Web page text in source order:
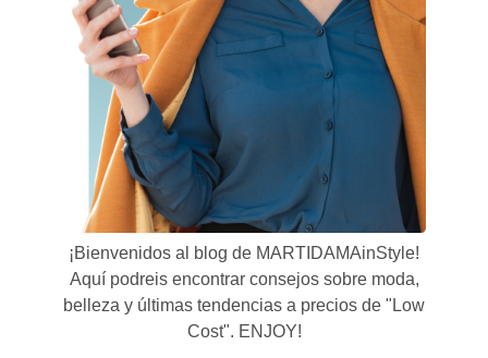
¡Bienvenidos al blog de MARTIDAMAinStyle!
Aquí podreis encontrar consejos sobre moda,
belleza y últimas tendencias a precios de "Low
Cost". ENJOY!